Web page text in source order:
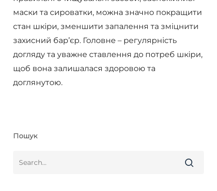
маски та сироватки, можна значно покращити
стан шкіри, зменшити запалення та зміцнити
захисний бар’єр. Головне – регулярність
догляду та уважне ставлення до потреб шкіри,
щоб вона залишалася здоровою та
доглянутою.
Пошук